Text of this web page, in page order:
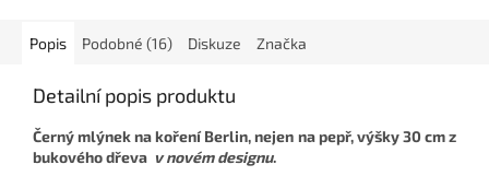
Popis Podobné (16) Diskuze Značka
Detailní popis produktu
Černý mlýnek na koření Berlin, nejen na pepř, výšky 30 cm z
bukového dřeva v novém designu.